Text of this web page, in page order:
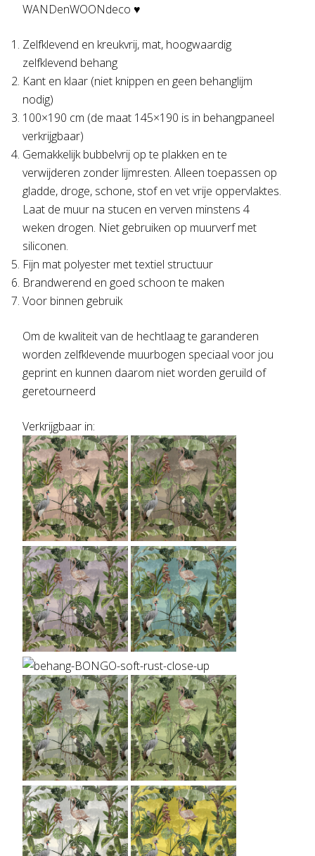
WANDenWOONdeco ♥
Zelfklevend en kreukvrij, mat, hoogwaardig
zelfklevend behang
Kant en klaar (niet knippen en geen behanglijm
nodig)
100×190 cm (de maat 145×190 is in behangpaneel
verkrijgbaar)
Gemakkelijk bubbelvrij op te plakken en te
verwijderen zonder lijmresten. Alleen toepassen op
gladde, droge, schone, stof en vet vrije oppervlaktes.
Laat de muur na stucen en verven minstens 4
weken drogen. Niet gebruiken op muurverf met
siliconen.
Fijn mat polyester met textiel structuur
Brandwerend en goed schoon te maken
Voor binnen gebruik
Om de kwaliteit van de hechtlaag te garanderen
worden zelfklevende muurbogen speciaal voor jou
geprint en kunnen daarom niet worden geruild of
geretourneerd
Verkrijgbaar in: